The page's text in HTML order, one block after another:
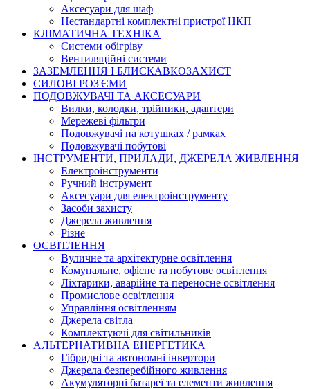
Аксесуари для шаф
Нестандартні комплектні пристрої НКП
КЛІМАТИЧНА ТЕХНІКА
Системи обігріву
Вентиляційні системи
ЗАЗЕМЛЕННЯ І БЛИСКАВКОЗАХИСТ
СИЛОВІ РОЗ'ЄМИ
ПОДОВЖУВАЧІ ТА АКСЕСУАРИ
Вилки, колодки, трійники, адаптери
Мережеві фільтри
Подовжувачі на котушках / рамках
Подовжувачі побутові
ІНСТРУМЕНТИ, ПРИЛАДИ, ДЖЕРЕЛА ЖИВЛЕННЯ
Електроінструменти
Ручний інструмент
Аксесуари для електроінструменту
Засоби захисту
Джерела живлення
Різне
ОСВІТЛЕННЯ
Вуличне та архітектурне освітлення
Комунальне, офісне та побутове освітлення
Ліхтарики, аварійне та переносне освітлення
Промислове освітлення
Управління освітленням
Джерела світла
Комплектуючі для світильників
АЛЬТЕРНАТИВНА ЕНЕРГЕТИКА
Гібридні та автономні інвертори
Джерела безперебійного живлення
Акумуляторні батареї та елементи живлення